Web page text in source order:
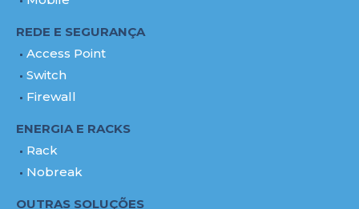
REDE E SEGURANÇA
Access Point
Switch
Firewall
ENERGIA E RACKS
Rack
Nobreak
OUTRAS SOLUÇÕES